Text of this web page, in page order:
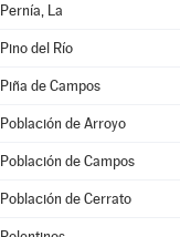
Pernía, La
Pino del Río
Piña de Campos
Población de Arroyo
Población de Campos
Población de Cerrato